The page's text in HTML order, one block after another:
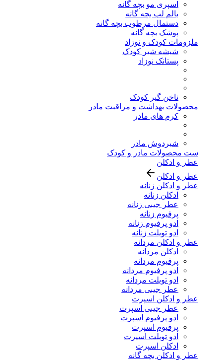
اسپری مو بچه گانه
بالم لب بچه گانه
دستمال مرطوب بچه گانه
پوشک بچه گانه
ملزومات کودک و نوزاد
شیشه شیر کودک
پستانک نوزاد
ناخن گیر کودک
محصولات بهداشت و مراقبت مادر
کرم های مادر
شیردوش مادر
ست محصولات مادر و کودک
عطر و ادکلن
عطر و ادکلن
عطر و ادکلن زنانه
ادکلن زنانه
عطر جیبی زنانه
پرفیوم زنانه
ادو پرفیوم زنانه
ادو تویلت زنانه
عطر و ادکلن مردانه
ادکلن مردانه
پرفیوم مردانه
ادو پرفیوم مردانه
ادو تویلت مردانه
عطر جیبی مردانه
عطر و ادکلن اسپرت
عطر جیبی اسپرت
ادو پرفیوم اسپرت
پرفیوم اسپرت
ادو تویلت اسپرت
ادکلن اسپرت
عطر و ادکلن بچه گانه